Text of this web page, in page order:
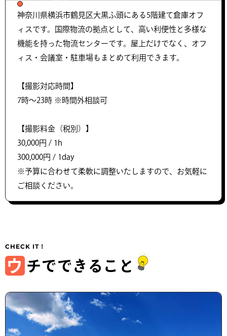
神奈川県横浜市鶴見区大黒ふ頭にある5階建て倉庫オフ
ィスです。国際物流の拠点として、高い利便性と多様な
機能を持った物流センターです。屋上だけでなく、オフ
ィス・会議室・駐車場もまとめて利用できます。
【撮影対応時間】
7時〜23時 ※時間外相談可
【撮影料金（税別）】
30,000円 / 1h
300,000円 / 1day
※予算に合わせて柔軟に調整いたしますので、お気軽に
ご相談ください。
ウ チでできること